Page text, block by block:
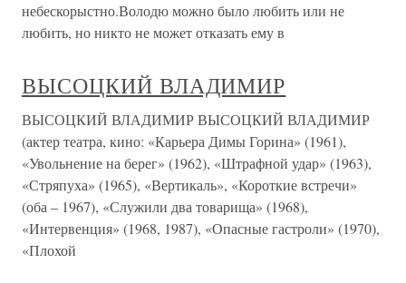
небескорыстно.Володю можно было любить или не
любить, но никто не может отказать ему в
ВЫСОЦКИЙ ВЛАДИМИР
ВЫСОЦКИЙ ВЛАДИМИР ВЫСОЦКИЙ ВЛАДИМИР
(актер театра, кино: «Карьера Димы Горина» (1961),
«Увольнение на берег» (1962), «Штрафной удар» (1963),
«Стряпуха» (1965), «Вертикаль», «Короткие встречи»
(оба – 1967), «Служили два товарища» (1968),
«Интервенция» (1968, 1987), «Опасные гастроли» (1970),
«Плохой